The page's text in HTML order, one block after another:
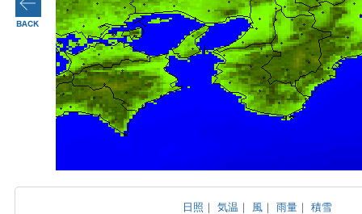
日照 ｜気温 ｜ 風 ｜雨量 ｜積雪